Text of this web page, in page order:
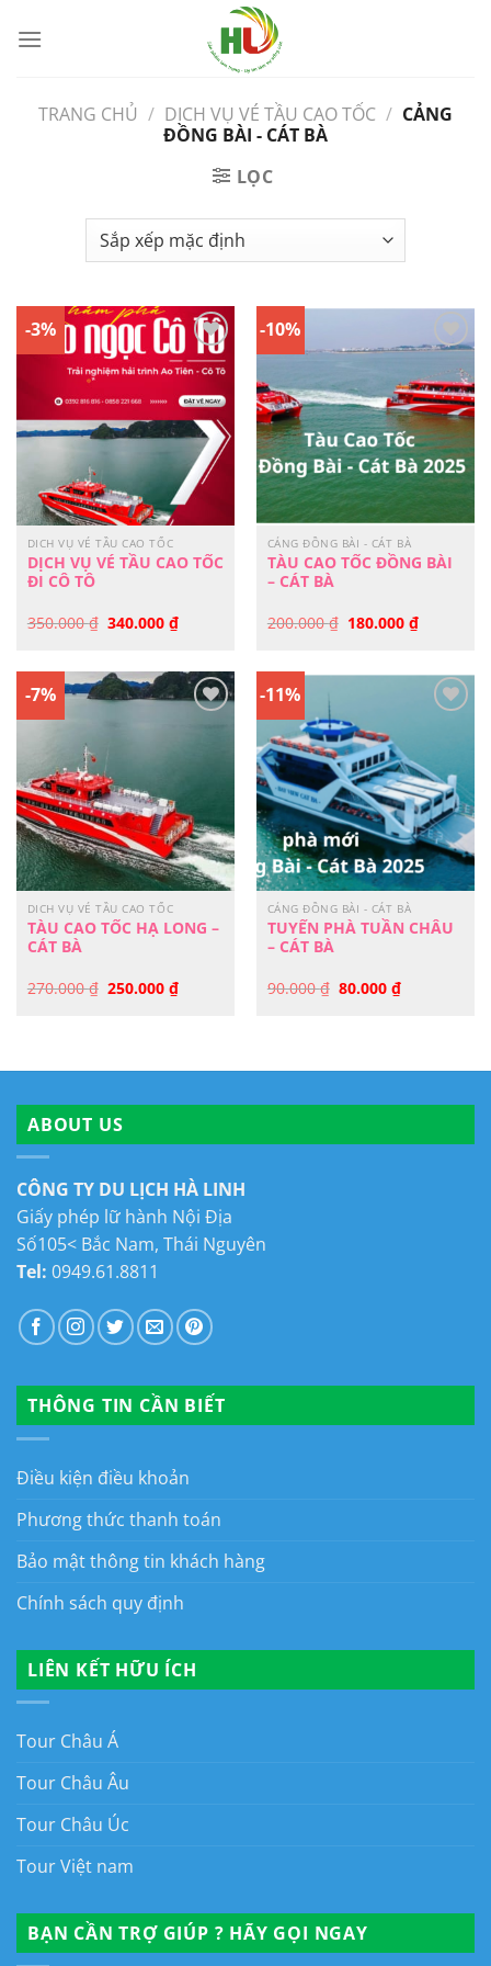
qua
TRANG CHỦ / DICH VỤ VÉ TẦU CAO TỐC / CẢNG
ĐỒNG BÀI - CÁT BÀ
LỌC
-3%
Yêu
Thích
DICH VỤ VÉ TẦU CAO TỐC
DỊCH VỤ VÉ TẦU CAO TỐC
ĐI CÔ TÔ
350.000₫ Giá
gốc
340.000 ₫Giá
hiện
340.000 ₫.
-10%
Thích
CẢNG ĐỒNG BÀI - CÁT BÀ
TÀU CAO TỐC ĐỒNG BÀI
– CÁT BÀ
200.000₫ Giá
gốc
180.000 ₫Giá
hiện
180.000
-7%
DICH VỤ VÉ TẦU CAO TỐC
TÀU CAO TỐC HẠ LONG –
CÁT BÀ
270.000₫ Giá
gốc
250.000 ₫Giá
hiện
-11%
CẢNG ĐỒNG BÀI - CÁT BÀ
TUYẾN PHÀ TUẦN CHÂU
– CÁT BÀ
90.000₫ Giá
gốc
80.000 ₫Giá
hiện
ABOUT US
CÔNG TY DU LỊCH HÀ LINH
Giấy phép lữ hành Nội Địa
Số105< Bắc Nam, Thái Nguyên
Tel: 0949.61.8811
THÔNG TIN CẦN BIẾT
Điều kiện điều khoản
Phương thức thanh toán
Bảo mật thông tin khách hàng
Chính sách quy định
LIÊN KẾT HỮU ÍCH
Tour Châu Á
Tour Châu Âu
Tour Châu Úc
Tour Việt nam
BẠN CẦN TRỢ GIÚP ? HÃY GỌI NGAY